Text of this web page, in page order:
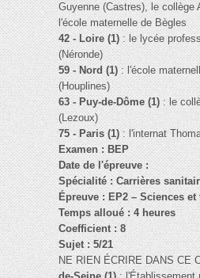
Guyenne (Castres), le collège
l'école maternelle de Bègles
42 - Loire (1): le lycée
(Néronde)
59 - Nord (1) : l'école
(Houplines)
63 - Puy-de-Dôme (1): le
(Lezoux)
75 - Paris (1): l'internat
Examen : BEP
Date de l'épreuve :
Spécialité : Carrières
Épreuve : EP2 – Sciences
Temps alloué : 4 heures
Coefficient : 8
Sujet : 5/21
NE RIEN ÉCRIRE DANS CE